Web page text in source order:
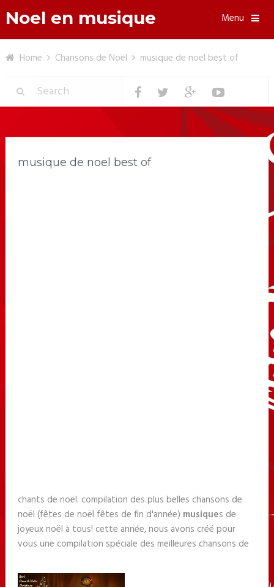
Noel en musique Menu
Home Chansons de Noël musique de noel best of
musique de noel best of
chants de noël. compilation des plus belles chansons de
noël (fêtes de noël fêtes de fin d'année) musiques de
joyeux noël à tous! cette année, nous avons créé pour
vous une compilation spéciale des meilleures chansons de